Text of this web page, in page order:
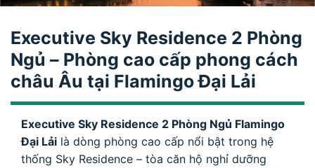
Executive Sky Residence 2 Phòng
Ngủ – Phòng cao cấp phong cách
châu Âu tại Flamingo Đại Lải
Executive Sky Residence 2 Phòng Ngủ Flamingo
Đại Lải là dòng phòng cao cấp nổi bật trong hệ
thống Sky Residence – tòa căn hộ nghỉ dưỡng